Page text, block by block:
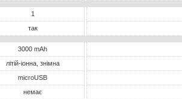
1
так
3000 mAh
літій-іонна, знімна
microUSB
немає